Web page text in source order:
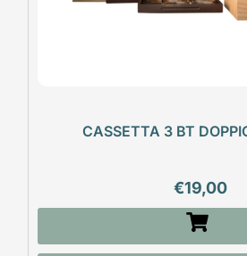
CASSETTA 3 BT
€19,00